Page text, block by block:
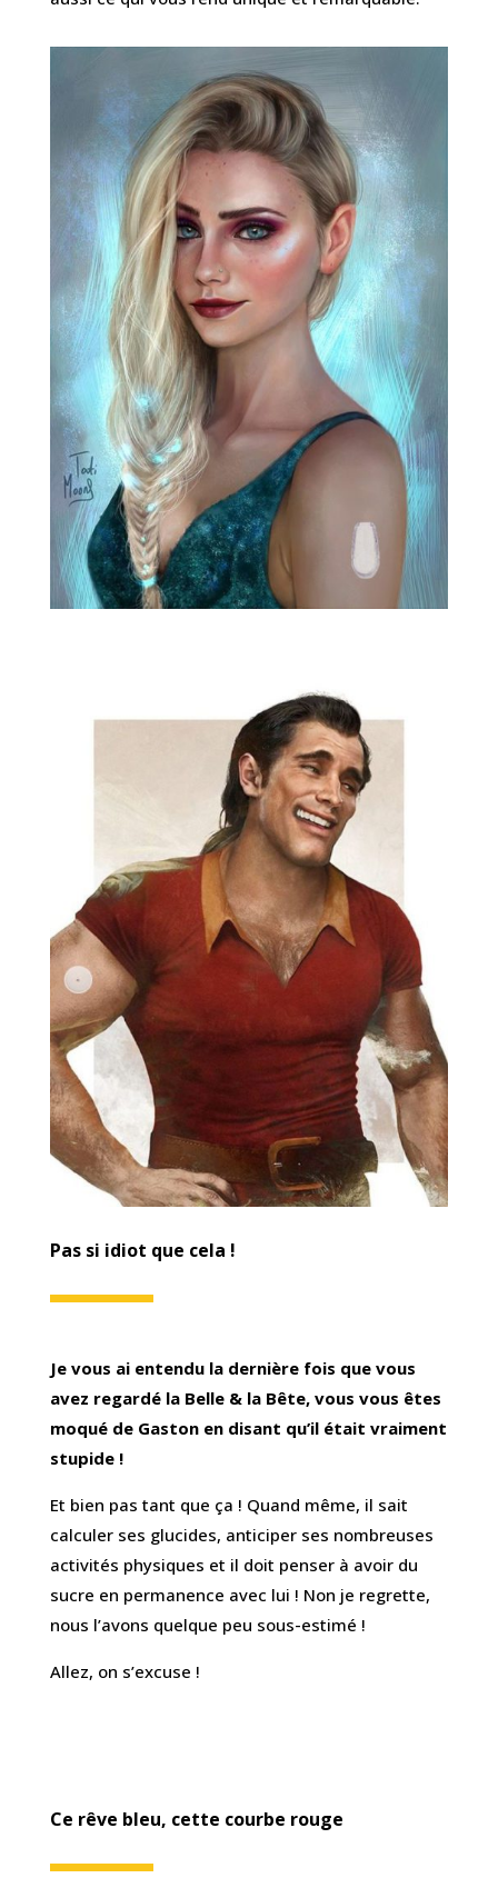
Pas si idiot que cela !
Je vous ai entendu la dernière fois que vous
avez regardé la Belle & la Bête, vous vous êtes
moqué de Gaston en disant qu’il était vraiment
stupide !
Et bien pas tant que ça ! Quand même, il sait
calculer ses glucides, anticiper ses nombreuses
activités physiques et il doit penser à avoir du
sucre en permanence avec lui ! Non je regrette,
nous l’avons quelque peu sous-estimé !
Allez, on s’excuse !
Ce rêve bleu, cette courbe rouge